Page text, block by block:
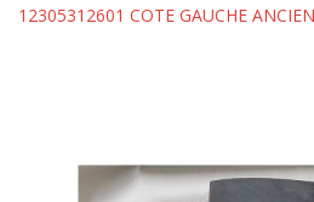
12305312601 COTE GAUCHE